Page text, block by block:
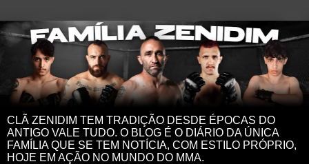
CLÃ ZENIDIM TEM TRADIÇÃO DESDE ÉPOCAS DO
ANTIGO VALE TUDO. O BLOG É O DIÁRIO DA ÚNICA
FAMÍLIA QUE SE TEM NOTÍCIA, COM ESTILO PRÓPRIO,
HOJE EM AÇÃO NO MUNDO DO MMA.